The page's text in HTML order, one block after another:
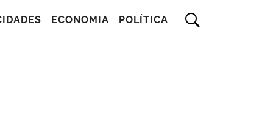
ECONOMIA POLÍTICA